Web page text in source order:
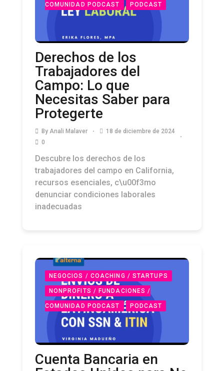
COMUNIDAD PODCAST PODCAST
Derechos de los
Trabajadores del
Campo: Lo que
Necesitas Saber para
Protegerte
By Anali Malaver
18 de diciembre de 2024
0
Descubre los derechos de los
trabajadores del campo en California,
recursos esenciales, c\u00f3mo
denunciar condiciones laborales
inadecuadas
NEGOCIOS / COACHING / STARTUPS
NONPROFITS / FUNDACIONES /
COMUNIDAD PODCAST PODCAST
Cuenta Bancaria en